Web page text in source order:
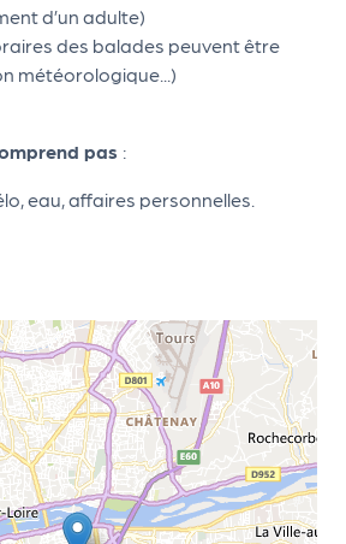
d’un adulte)
des balades peuvent être
météorologique...)
pas :
eau, affaires personnelles.